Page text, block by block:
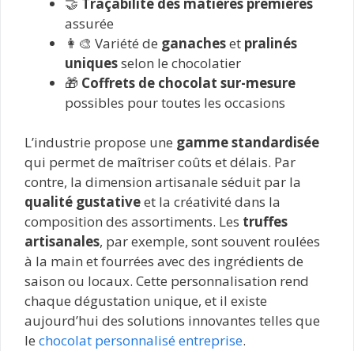
assurée
👩‍🎨 Variété de ganacheset pralinés
uniquesselon le chocolatier
🎁 Coffrets de chocolat sur-mesure
possibles pour toutes les occasions
L’industrie propose une gamme standardisée
qui permet de maîtriser coûts et délais. Par
contre, la dimension artisanale séduit par la
qualité gustativeet la créativité dans la
composition des assortiments. Les truffes
artisanales, par exemple, sont souvent roulées
à la main et fourrées avec des ingrédients de
saison ou locaux. Cette personnalisation rend
chaque dégustation unique, et il existe
aujourd’hui des solutions innovantes telles que
le chocolat personnalisé entreprise.